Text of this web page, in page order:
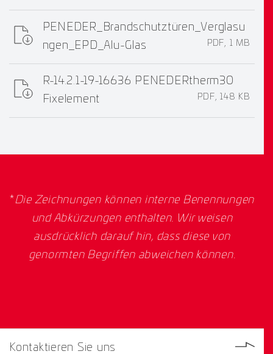
PENEDER_Brandschutztüren_Verglasu
ngen_EPD_Alu-Glas
PDF, 1 MB
R-14.2.1-19-16636 PENEDERtherm30
Fixelement
PDF, 148 KB
*Die Zeichnungen können interne Benennungen
und Abkürzungen enthalten. Wir weisen
ausdrücklich darauf hin, dass diese von
genormten Begriffen abweichen können.
Kontaktieren Sie uns